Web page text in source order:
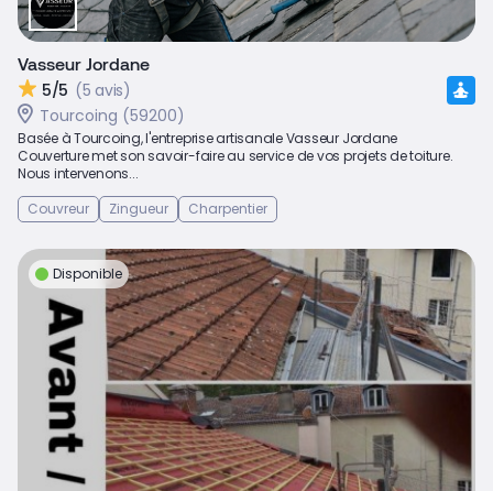
Vasseur Jordane
5/5 (5 avis)
Tourcoing (59200)
Basée à Tourcoing, l'entreprise artisanale Vasseur Jordane
Couverture met son savoir-faire au service de vos projets de toiture.
Nous intervenons...
Couvreur
Zingueur Charpentier
Disponible